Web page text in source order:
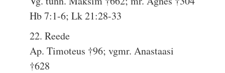
Hb 7:1-6; Lk 21:28-33
22. Reede
Ap. Timoteus †96; vgmr. Anastaasi
†628